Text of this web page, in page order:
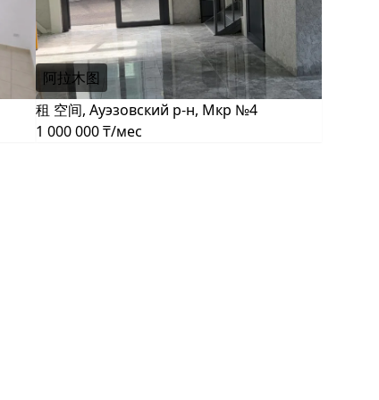
阿拉木图
租 空间, Ауэзовский р-н, Мкр №4
1 000 000 ₸/мес